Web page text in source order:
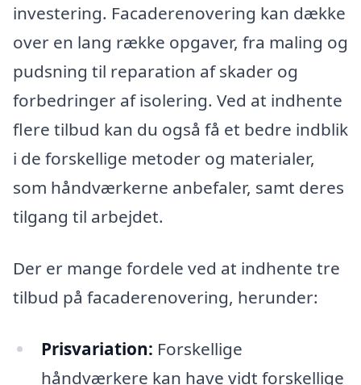
investering. Facaderenovering kan dække
over en lang række opgaver, fra maling og
pudsning til reparation af skader og
forbedringer af isolering. Ved at indhente
flere tilbud kan du også få et bedre indblik
i de forskellige metoder og materialer,
som håndværkerne anbefaler, samt deres
tilgang til arbejdet.
Der er mange fordele ved at indhente tre
tilbud på facaderenovering, herunder:
Prisvariation: Forskellige
håndværkere kan have vidt forskellige